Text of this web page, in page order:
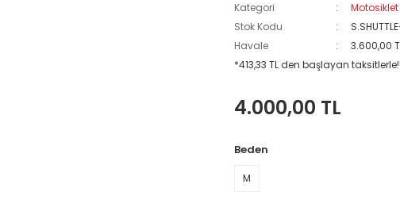
Kategori
Stok Kodu
Havale
3.600,00
*413,33 TL den başlayan taksitlerle!!
4.000,00 TL
Beden
M